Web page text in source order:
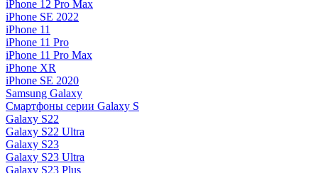
iPhone 12 Pro Max
iPhone SE 2022
iPhone 11
iPhone 11 Pro
iPhone 11 Pro Max
iPhone XR
iPhone SE 2020
Samsung Galaxy
Смартфоны серии Galaxy S
Galaxy S22
Galaxy S22 Ultra
Galaxy S23
Galaxy S23 Ultra
Galaxy S23 Plus